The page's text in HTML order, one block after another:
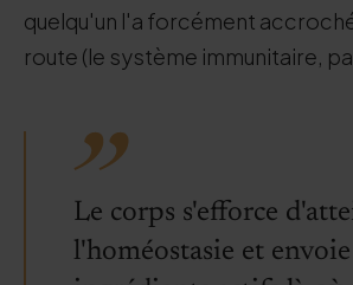
quelqu'un l'a forcément
route (le système immunitaire,
Le corps s'efforce
l'homéostasie et